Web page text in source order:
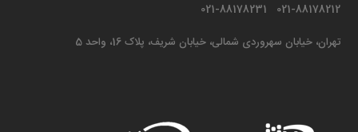
021-88178212 021-88178231
تهران، خیابان سهروردی شمالی، خیابان شریف، پلاک 16، واحد 5